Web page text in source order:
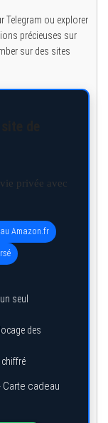
Telegram ou explorer
précieuses sur
sur des sites
privée avec
Amazon.fr
seul
des
chiffré
Carte cadeau